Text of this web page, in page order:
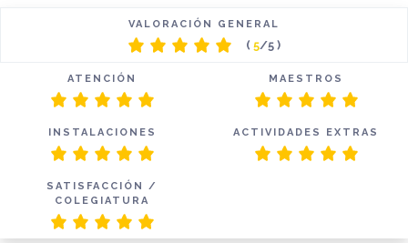
VALORACIÓN GENERAL
( 5/5 )
ATENCIÓN MAESTROS
INSTALACIONES ACTIVIDADES EXTRAS
SATISFACCIÓN /
COLEGIATURA